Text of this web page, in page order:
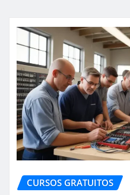
CURSOS GRATUITOS